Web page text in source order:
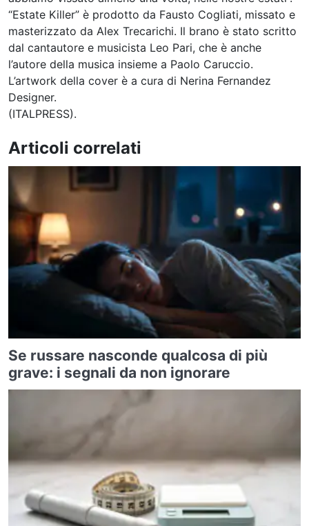
“Estate Killer” è prodotto da Fausto Cogliati, missato e
masterizzato da Alex Trecarichi. Il brano è stato scritto
dal cantautore e musicista Leo Pari, che è anche
l’autore della musica insieme a Paolo Caruccio.
L’artwork della cover è a cura di Nerina Fernandez
Designer.
(ITALPRESS).
Articoli correlati
Se russare nasconde qualcosa di più
grave: i segnali da non ignorare